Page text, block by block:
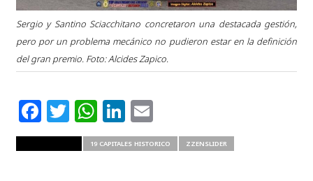
Sergio y Santino Sciacchitano concretaron una destacada gestión,
pero por un problema mecánico no pudieron estar en la definición
del gran premio. Foto: Alcides Zapico.
Facebook
Twitter
WhatsApp
LinkedIn
Email
19 CAPITALES HISTORICO ZZENSLIDER